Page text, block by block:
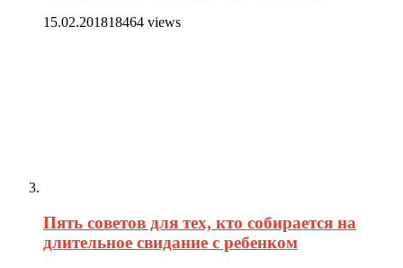
15.02.201818464 views
Пять советов для тех, кто собирается на
длительное свидание с ребенком